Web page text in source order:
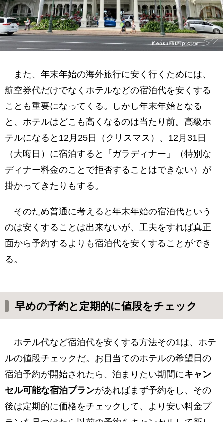
また、年末年始の海外旅行に安く行くためには、
航空券代だけでなくホテルなどの宿泊代を安くする
ことも重要になってくる。しかし年末年始となる
と、ホテルはどこも高くなるのは当たり前。高級ホ
テルになると12月25日（クリスマス）、12月31日
（大晦日）に宿泊すると「ガラディナー」（特別な
ディナー料金のことで拒否することはできない）が
掛かってきたりもする。
そのため普通に考えると年末年始の宿泊代という
のは安くすることは出来ないが、工夫をすれば真正
面から予約するよりも宿泊代を安くすることができ
る。
早めの予約と定期的に値段をチェック
ホテル代など宿泊代を安くする方法その1は、ホテ
ルの値段チェックだ。お目当てのホテルの希望日の
宿泊予約が開始されたら、泊まりたい期間にキャン
セル可能な宿泊プランがあればまず予約をし、その
後は定期的に価格をチェックして、より安い料金プ